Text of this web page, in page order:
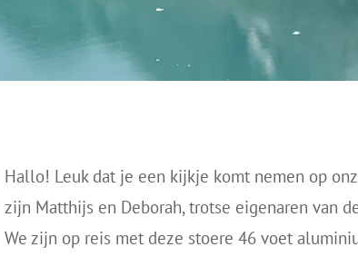
Hallo! Leuk dat je een kijkje komt nemen op
zijn Matthijs en Deborah, trotse eigenaren van
We zijn op reis met deze stoere 46 voet